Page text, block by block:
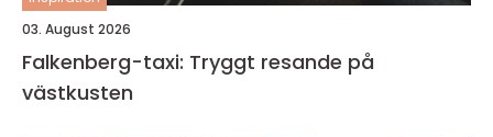
03. August 2026
Falkenberg-taxi: Tryggt resande på
västkusten